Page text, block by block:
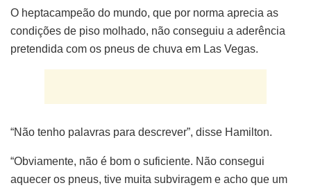
O heptacampeão do mundo, que por norma aprecia as
condições de piso molhado, não conseguiu a aderência
pretendida com os pneus de chuva em Las Vegas.
“Não tenho palavras para descrever”, disse Hamilton.
“Obviamente, não é bom o suficiente. Não consegui
aquecer os pneus, tive muita subviragem e acho que um